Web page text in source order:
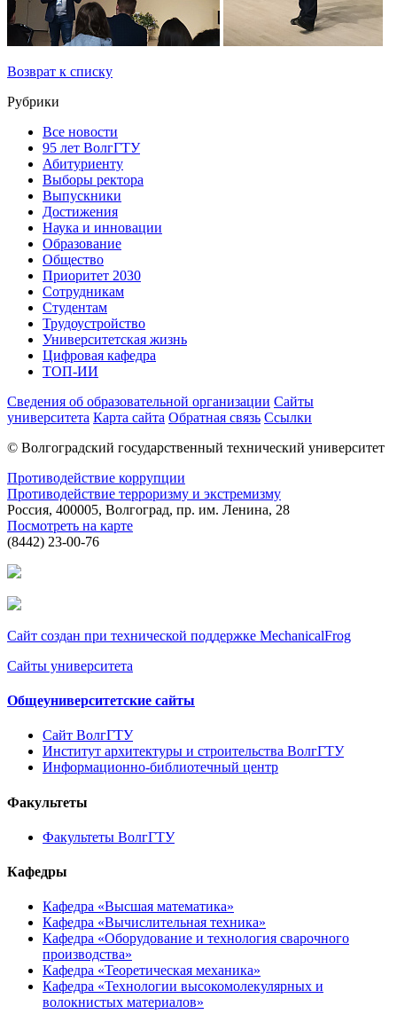
Возврат к списку
Рубрики
Все новости
95 лет ВолгГТУ
Абитуриенту
Выборы ректора
Выпускники
Достижения
Наука и инновации
Образование
Общество
Приоритет 2030
Сотрудникам
Студентам
Трудоустройство
Университетская жизнь
Цифровая кафедра
ТОП-ИИ
Сведения об образовательной организации Сайты
университета Карта сайта Обратная связь Ссылки
© Волгоградский государственный технический университет
Противодействие коррупции
Противодействие терроризму и экстремизму
Россия, 400005, Волгоград, пр. им. Ленина, 28
Посмотреть на карте
(8442) 23-00-76
Сайт создан при технической поддержке MechanicalFrog
Сайты университета
Общеуниверситетские сайты
Сайт ВолгГТУ
Институт архитектуры и строительства ВолгГТУ
Информационно-библиотечный центр
Факультеты
Факультеты ВолгГТУ
Кафедры
Кафедра «Высшая математика»
Кафедра «Вычислительная техника»
Кафедра «Оборудование и технология сварочного
производства»
Кафедра «Теоретическая механика»
Кафедра «Технологии высокомолекулярных и
волокнистых материалов»